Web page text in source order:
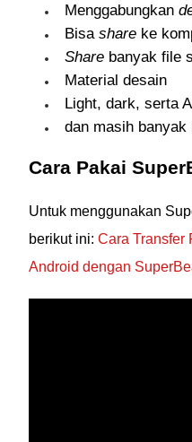
Menggabungkan
Bisa share ke
Share banyak file
Material desain
Light, dark, serta
dan masih banyak
Cara Pakai
Untuk menggunakan
berikut ini: Cara Transfer
Android dengan